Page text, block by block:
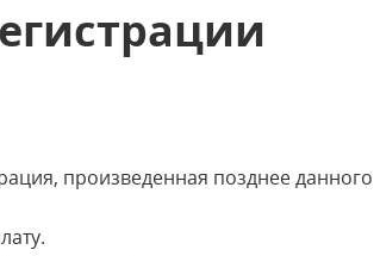
произведенная позднее данного